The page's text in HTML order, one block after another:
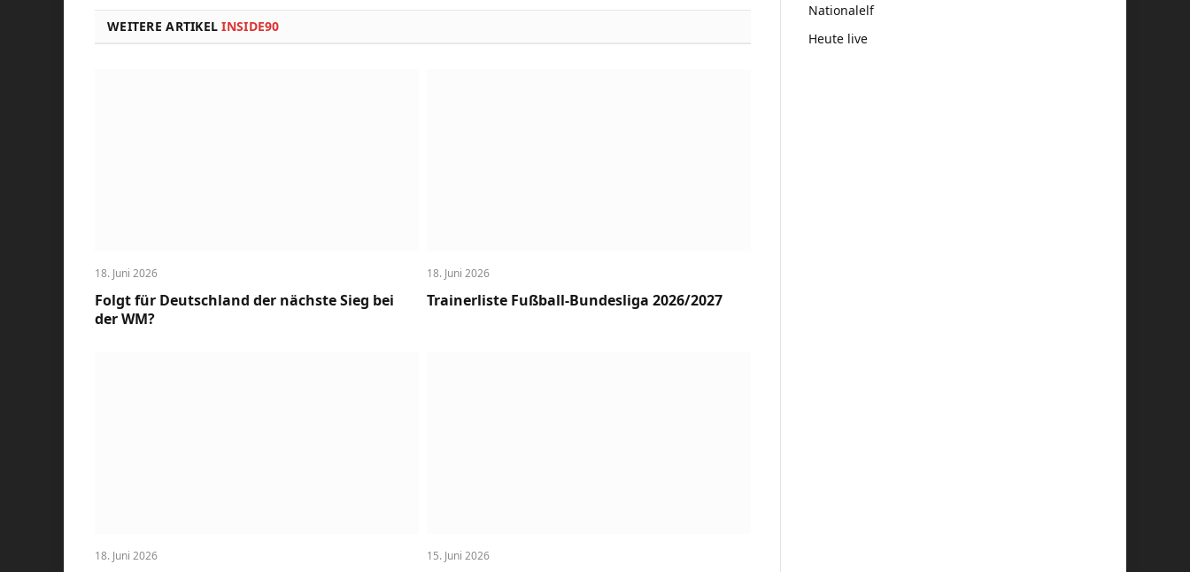
WEITERE ARTIKELINSIDE90
18. Juni 2026
Folgt für Deutschland der nächste Sieg bei
der WM?
18. Juni 2026
Trainerliste Fußball-Bundesliga 2026/2027
18. Juni 2026 15. Juni 2026
Nationalelf
Heute live